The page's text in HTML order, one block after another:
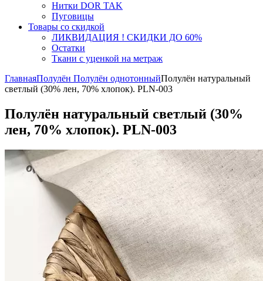
Нитки DOR TAK
Пуговицы
Товары со скидкой
ЛИКВИДАЦИЯ ! СКИДКИ ДО 60%
Остатки
Ткани с уценкой на метраж
ГлавнаяПолулён Полулён однотонныйПолулён натуральный
светлый (30% лен, 70% хлопок). PLN-003
Полулён натуральный светлый (30%
лен, 70% хлопок). PLN-003